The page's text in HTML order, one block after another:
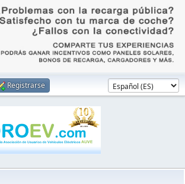
Registrarse